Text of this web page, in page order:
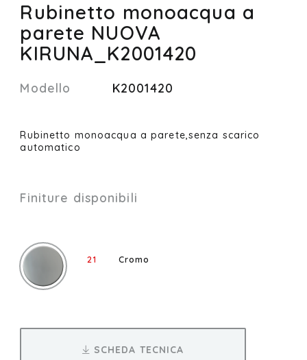
Rubinetto monoacqua a
parete NUOVA
KIRUNA_K2001420
Modello K2001420
Rubinetto monoacqua a parete,senza scarico
automatico
Finiture disponibili
21 Cromo
SCHEDA TECNICA